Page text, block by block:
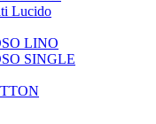
Lucido
LINO
SINGLE